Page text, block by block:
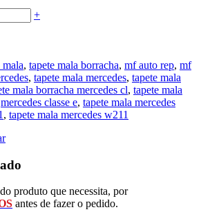
+
mala, tapete mala borracha, mf auto rep, mf
, tapete mala mercedes, tapete mala
mala borracha mercedes cl, tapete mala
mercedes classe e, tapete mala mercedes
, tapete mala mercedes w211
produto que necessita, por
antes de fazer o pedido.